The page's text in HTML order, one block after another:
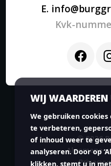
E.
Kvk-
© 2026
Algemene
WIJ
We gebruiken
te verbeteren,
of inhoud weer te
analyseren. Door op
klikken, stemt u in